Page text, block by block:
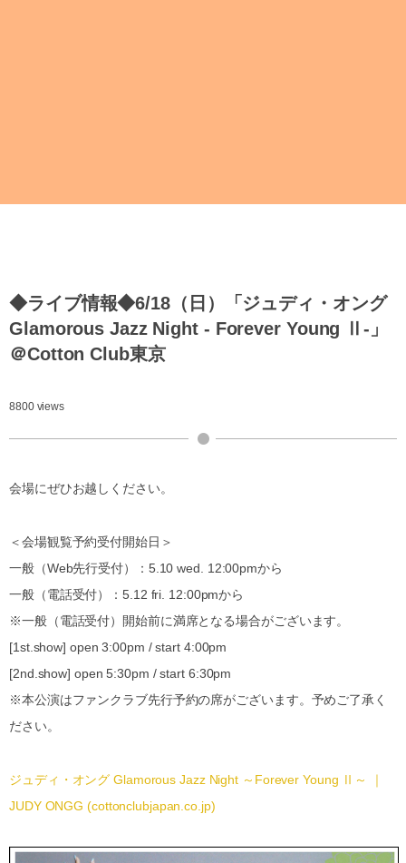
◆ライブ情報◆6/18（日）「ジュディ・オング
Glamorous Jazz Night - Forever Young Ⅱ-」
＠Cotton Club東京
8800 views
会場にぜひお越しください。
＜会場観覧予約受付開始日＞
一般（Web先行受付）：5.10 wed. 12:00pmから
一般（電話受付）：5.12 fri. 12:00pmから
※一般（電話受付）開始前に満席となる場合がございます。
[1st.show] open 3:00pm / start 4:00pm
[2nd.show] open 5:30pm / start 6:30pm
※本公演はファンクラブ先行予約の席がございます。予めご了承く
ださい。
ジュディ・オング Glamorous Jazz Night ～Forever Young Ⅱ～ ｜
JUDY ONGG (cottonclubjapan.co.jp)